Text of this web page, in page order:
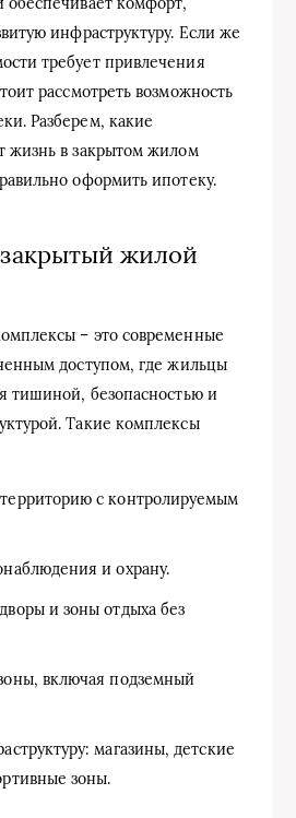
инфраструктуру. Если же
требует привлечения
рассмотреть возможность
Разберем, какие
жизнь в закрытом жилом
оформить ипотеку.
закрытый жилой
– это современные
доступом, где жильцы
тишиной, безопасностью и
Такие комплексы
с контролируемым
и охрану.
и зоны отдыха без
включая подземный
магазины, детские
зоны.